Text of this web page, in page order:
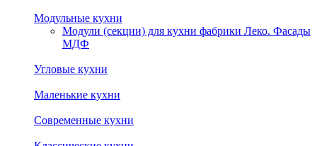
Модульные кухни
Модули (секции) для кухни фабрики Леко. Фасады
МДФ
Угловые кухни
Маленькие кухни
Современные кухни